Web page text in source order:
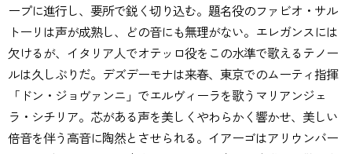
ープに進行し、要所で鋭く切り込む。題名役のファビオ・サル
トーリは声が成熟し、どの音にも無理がない。エレガンスには
欠けるが、イタリア人でオテッロ役をこの水準で歌えるテノー
ルは久しぶりだ。デズデーモナは来春、東京でのムーティ指揮
「ドン・ジョヴァンニ」でエルヴィーラを歌うマリアンジェ
ラ・シチリア。芯がある声を美しくやわらかく響かせ、美しい
倍音を伴う高音に陶然とさせられる。イアーゴはアリウンバー